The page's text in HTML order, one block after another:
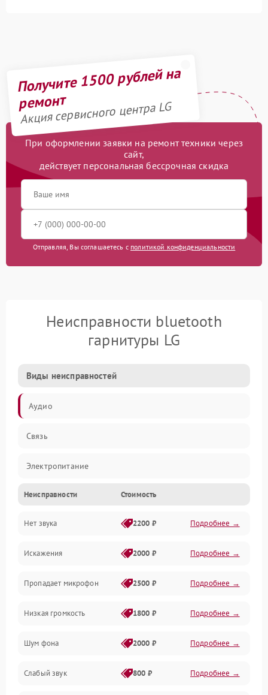
Получите 1500 рублей на
ремонт
Акция сервисного центра LG
При оформлении заявки на ремонт техники через
сайт,
действует персональная бессрочная скидка
Отправляя, Вы соглашаетесь с политикой конфиденциальности
Неисправности bluetooth
гарнитуры LG
Виды неисправностей
Аудио
Связь
Электропитание
Корпус/Герметичность
Механика
Управление
Неисправности Стоимость
Нет звука 2200 ₽ Подробнее →
Искажения 2000 ₽ Подробнее →
Пропадает микрофон 2500 ₽ Подробнее →
Низкая громкость 1800 ₽ Подробнее →
Шум фона 2000 ₽ Подробнее →
Слабый звук 800 ₽ Подробнее →